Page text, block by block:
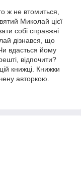
ж не втомиться,
Миколай цієї
собі справжні
дізнався, що
вдасться йому
відпочити?
книжці. Книжки
авторкою.